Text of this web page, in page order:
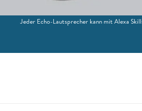
Jeder Echo-Lautsprecher kann mit Alexa